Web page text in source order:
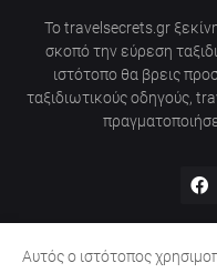
Το travelsecrets.gr
σκοπό την εύρεση
ιστότοπο θα βρεις
ταξιδιωτικούς οδηγούς,
Αυτός ο ιστότοπος